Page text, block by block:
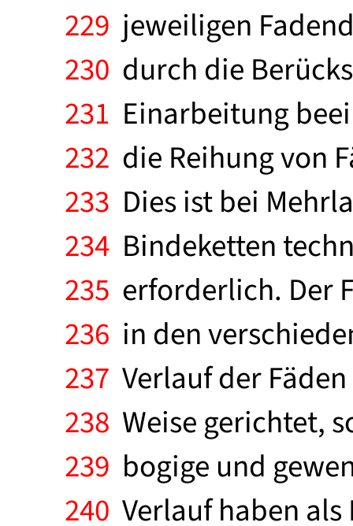
229 jeweiligen
230 durch die
231 Einarbeitung
232 die Reihung von
233 Dies ist bei
234 Bindeketten
235 erforderlich. Der
236 in den
237 Verlauf der
238 Weise gerichtet,
239 bogige und
240 Verlauf haben